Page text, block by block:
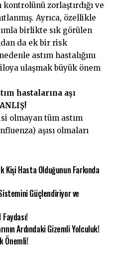
kontrolünü zorlaştırdığı ve
Ayrıca, özellikle
birlikte sık görülen
da ek bir risk
astım hastalığını
ulaşmak büyük önem
hastalarına aşı
olmayan tüm astım
aşısı olmaları
Kişi Hasta Olduğunun Farkında
Güçlendiriyor ve
Ardındaki Gizemli Yolculuk!
Önemli!